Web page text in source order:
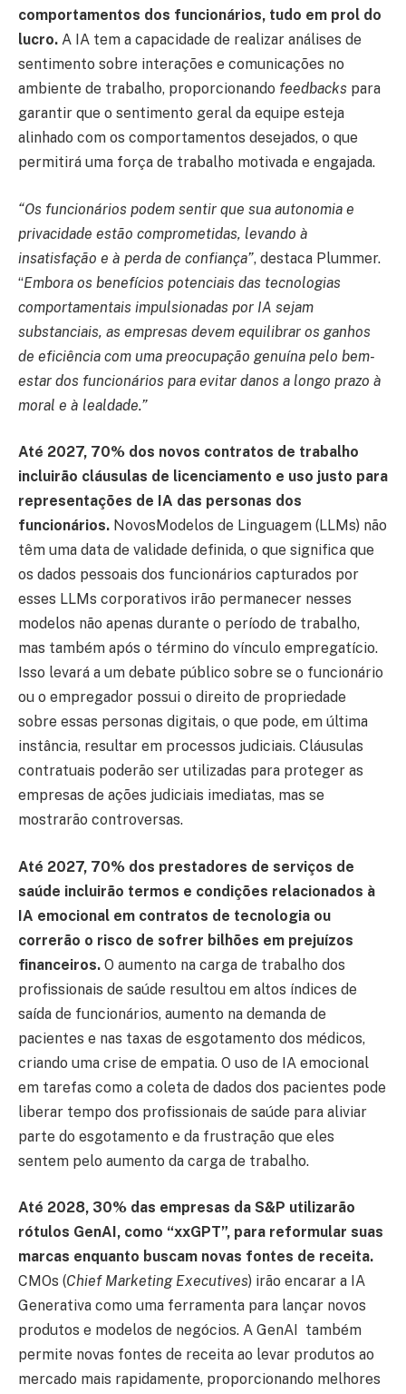
comportamentos dos funcionários, tudo em prol do
lucro. A IA tem a capacidade de realizar análises de
sentimento sobre interações e comunicações no
ambiente de trabalho, proporcionando feedbacks para
garantir que o sentimento geral da equipe esteja
alinhado com os comportamentos desejados, o que
permitirá uma força de trabalho motivada e engajada.
“Os funcionários podem sentir que sua autonomia e
privacidade estão comprometidas, levando à
insatisfação e à perda de confiança”, destaca Plummer.
“Embora os benefícios potenciais das tecnologias
comportamentais impulsionadas por IA sejam
substanciais, as empresas devem equilibrar os ganhos
de eficiência com uma preocupação genuína pelo bem-
estar dos funcionários para evitar danos a longo prazo à
moral e à lealdade.”
Até 2027, 70% dos novos contratos de trabalho
incluirão cláusulas de licenciamento e uso justo para
representações de IA das personas dos
funcionários. NovosModelos de Linguagem (LLMs) não
têm uma data de validade definida, o que significa que
os dados pessoais dos funcionários capturados por
esses LLMs corporativos irão permanecer nesses
modelos não apenas durante o período de trabalho,
mas também após o término do vínculo empregatício.
Isso levará a um debate público sobre se o funcionário
ou o empregador possui o direito de propriedade
sobre essas personas digitais, o que pode, em última
instância, resultar em processos judiciais. Cláusulas
contratuais poderão ser utilizadas para proteger as
empresas de ações judiciais imediatas, mas se
mostrarão controversas.
Até 2027, 70% dos prestadores de serviços de
saúde incluirão termos e condições relacionados à
IA emocional em contratos de tecnologia ou
correrão o risco de sofrer bilhões em prejuízos
financeiros. O aumento na carga de trabalho dos
profissionais de saúde resultou em altos índices de
saída de funcionários, aumento na demanda de
pacientes e nas taxas de esgotamento dos médicos,
criando uma crise de empatia. O uso de IA emocional
em tarefas como a coleta de dados dos pacientes pode
liberar tempo dos profissionais de saúde para aliviar
parte do esgotamento e da frustração que eles
sentem pelo aumento da carga de trabalho.
Até 2028, 30% das empresas da S&P utilizarão
rótulos GenAI, como “xxGPT”, para reformular suas
marcas enquanto buscam novas fontes de receita.
CMOs (Chief Marketing Executives) irão encarar a IA
Generativa como uma ferramenta para lançar novos
produtos e modelos de negócios. A GenAI também
permite novas fontes de receita ao levar produtos ao
mercado mais rapidamente, proporcionando melhores